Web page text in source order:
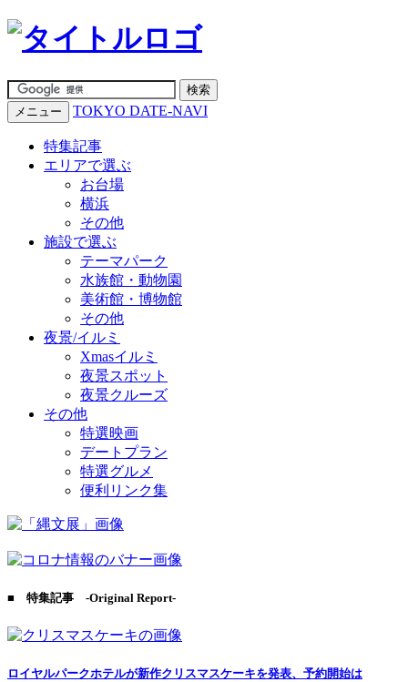
メニュー TOKYO DATE-NAVI
特集記事
エリアで選ぶ
お台場
横浜
その他
施設で選ぶ
テーマパーク
水族館・動物園
美術館・博物館
その他
夜景/イルミ
Xmasイルミ
夜景スポット
夜景クルーズ
その他
特選映画
デートプラン
特選グルメ
便利リンク集
■ 特集記事 -Original Report-
ロイヤルパークホテルが新作クリスマスケーキを発表、予約開始は